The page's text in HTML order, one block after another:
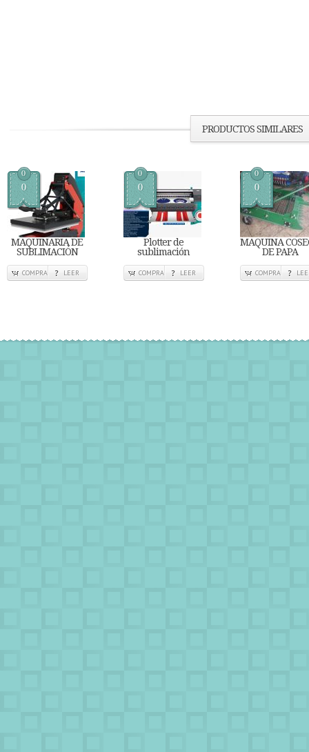
PRODUCTOS SIMILARES
0
0
MAQUINARIA DE
SUBLIMACIÓN
COMPRA LEER
0
0
Plotter de
sublimación
COMPRA LEER
0
0
MAQUINA
DE PAPA
COMPRA